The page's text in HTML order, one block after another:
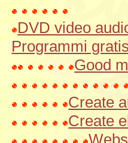
DVD video
Programmi gratis
Good
Create
Create